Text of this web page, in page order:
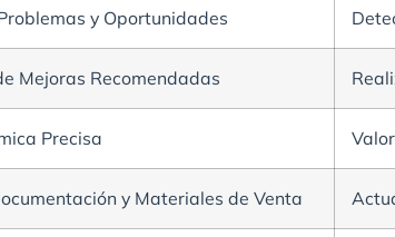
y Oportunidades
Mejoras Recomendadas
Precisa
y Materiales de Venta